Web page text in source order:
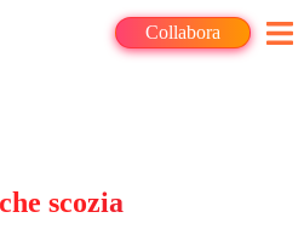
Collabora
scozia